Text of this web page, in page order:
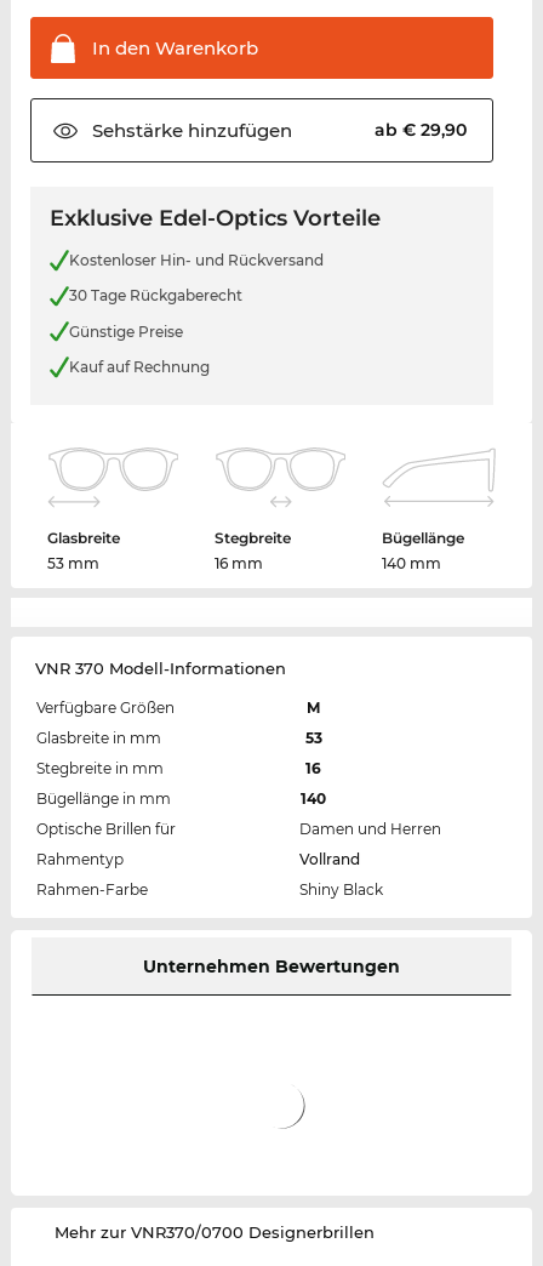
In den Warenkorb
Sehstärkehinzufügen ab € 29,90
Exklusive Edel-Optics Vorteile
Kostenloser Hin- und Rückversand
30 Tage Rückgaberecht
Günstige Preise
Kauf auf Rechnung
Glasbreite
53 mm
Stegbreite
16 mm
Bügellänge
140 mm
VNR 370 Modell-Informationen
Verfügbare Größen
M
Glasbreite in mm
53
Stegbreite in mm
16
Bügellänge in mm
140
Optische Brillen für
Damen und Herren
Rahmentyp
Vollrand
Rahmen-Farbe
Shiny Black
Unternehmen Bewertungen
‌Mehr zur VNR370/0700 Designerbrillen